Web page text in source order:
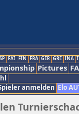
FAI FIN FRA GER GRE INA
Pictures
anmelden Elo